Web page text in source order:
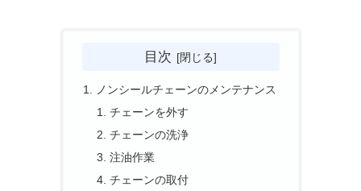
目次
ノンシールチェーンのメンテナンス
チェーンを外す
チェーンの洗浄
注油作業
チェーンの取付